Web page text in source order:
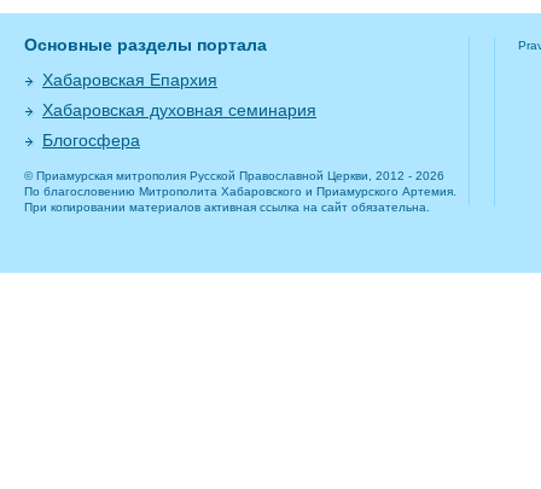
Основные разделы портала
Хабаровская Епархия
Хабаровская духовная семинария
Блогосфера
© Приамурская митрополия Русской Православной Церкви, 2012 - 2026
По благословению Митрополита Хабаровского и Приамурского Артемия.
При копировании материалов активная ссылка на сайт обязательна.